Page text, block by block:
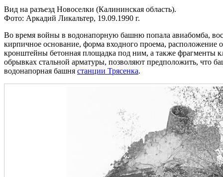
Вид на разъезд Новоселки (Калининская область).
Фото: Аркадий Ликальтер, 19.09.1990 г.
Во время войны в водонапорную башню попала авиабомба,
кирпичное основание, форма входного проема, расположение
кронштейны бетонная площадка под ним, а также фрагменты
обрывках стальной арматуры, позволяют предположить, что
водонапорная башня станции Трясенка.